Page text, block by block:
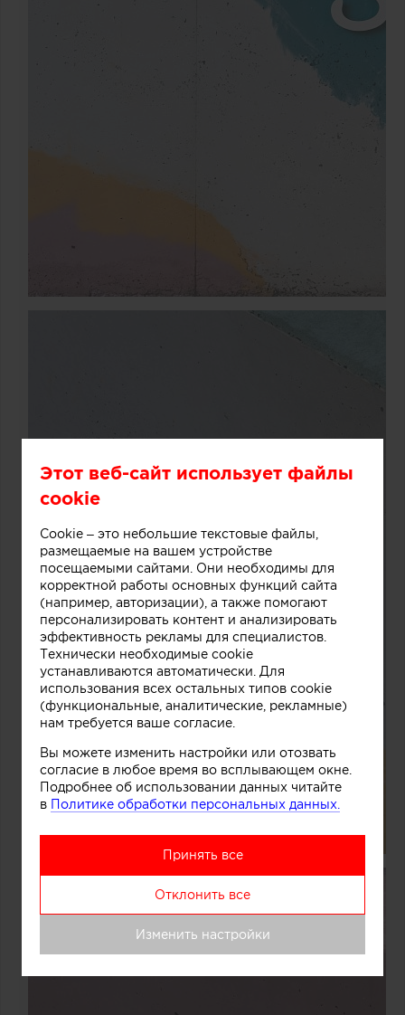
Этот веб-сайт использует файлы
cookie
Cookie – это небольшие текстовые файлы,
размещаемые на вашем устройстве
посещаемыми сайтами. Они необходимы для
корректной работы основных функций сайта
(например, авторизации), а также помогают
персонализировать контент и анализировать
эффективность рекламы для специалистов.
Технически необходимые cookie
устанавливаются автоматически. Для
использования всех остальных типов cookie
(функциональные, аналитические, рекламные)
нам требуется ваше согласие.
Вы можете изменить настройки или отозвать
согласие в любое время во всплывающем окне.
Подробнее об использовании данных читайте
в Политике обработки персональных данных.
Принять все
Отклонить все
Изменить настройки